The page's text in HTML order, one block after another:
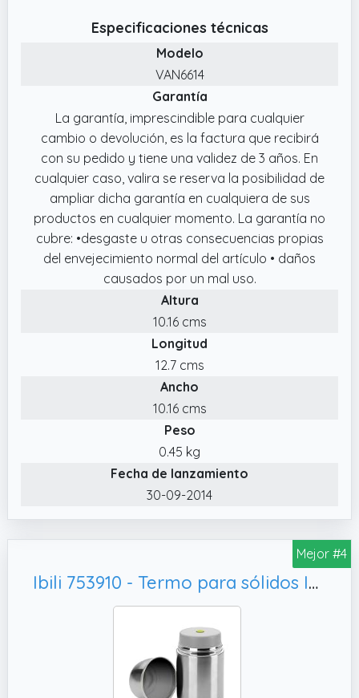
Especificaciones técnicas
Modelo
VAN6614
Garantía
La garantía, imprescindible para cualquier
cambio o devolución, es la factura que recibirá
con su pedido y tiene una validez de 3 años. En
cualquier caso, valira se reserva la posibilidad de
ampliar dicha garantía en cualquiera de sus
productos en cualquier momento. La garantía no
cubre: •desgaste u otras consecuencias propias
del envejecimiento normal del artículo • daños
causados por un mal uso.
Altura
10.16 cms
Longitud
12.7 cms
Ancho
10.16 cms
Peso
0.45 kg
Fecha de lanzamiento
30-09-2014
Mejor #4
Ibili 753910 - Termo para sólidos Inox 1000 ml